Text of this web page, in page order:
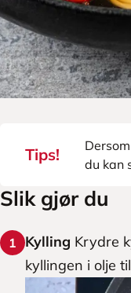
Tips!
du kan
Slik gjør du
1 Kylling Krydre
kyllingen i olje